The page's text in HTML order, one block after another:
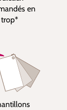
en
trop*